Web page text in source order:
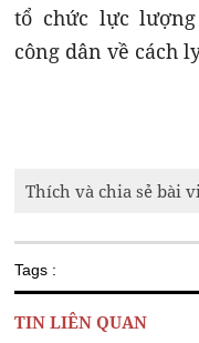
tổ chức lực
công dân về cách
Thích và chia sẻ bài
Tags :
TIN LIÊN QUAN